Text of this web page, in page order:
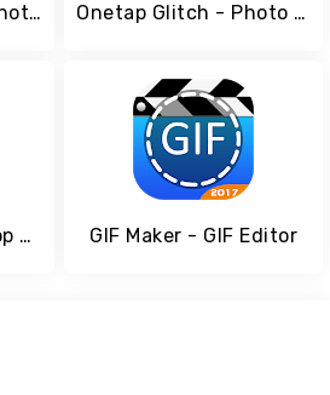
Geometry Shapes Photo Editor Onetap Glitch - Photo Editor
Selfie Cam Редактор фотографий и фильтр и наклейка GIF Maker - GIF Editor